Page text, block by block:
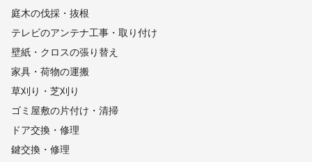
庭木の伐採・抜根
テレビのアンテナ工事・取り付け
壁紙・クロスの張り替え
家具・荷物の運搬
草刈り・芝刈り
ゴミ屋敷の片付け・清掃
ドア交換・修理
鍵交換・修理